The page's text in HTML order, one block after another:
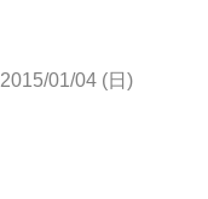
2015/01/04 (日)